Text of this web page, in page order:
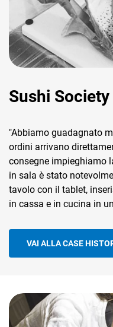
Sushi Society
"Abbiamo guadagnato
ordini arrivano
consegne impieghiamo
in sala è stato
tavolo con il tablet,
in cassa e in cucina in
VAI ALLA CASE